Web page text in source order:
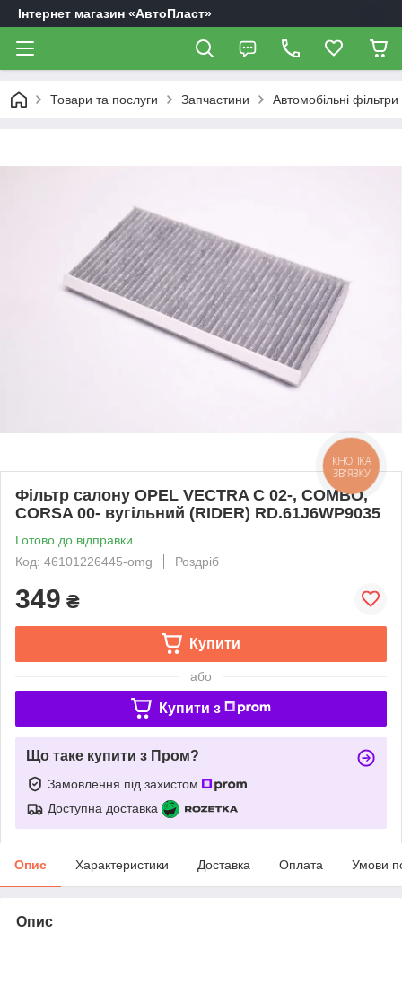
Інтернет магазин «АвтоПласт»
Товари та послуги Запчастини Автомобільні фільтри
Фільтр салону OPEL VECTRA C 02-, COMBO,
CORSA 00- вугільний (RIDER) RD.61J6WP9035
Готово до відправки
Код: 46101226445-omg
Роздріб
349 ₴
Купити
або
Купити з
Що таке купити з Пром?
Замовлення під захистом
Доступна доставка
Опис Характеристики Доставка Оплата Умови
Опис
КНОПКА
ЗВ'ЯЗКУ